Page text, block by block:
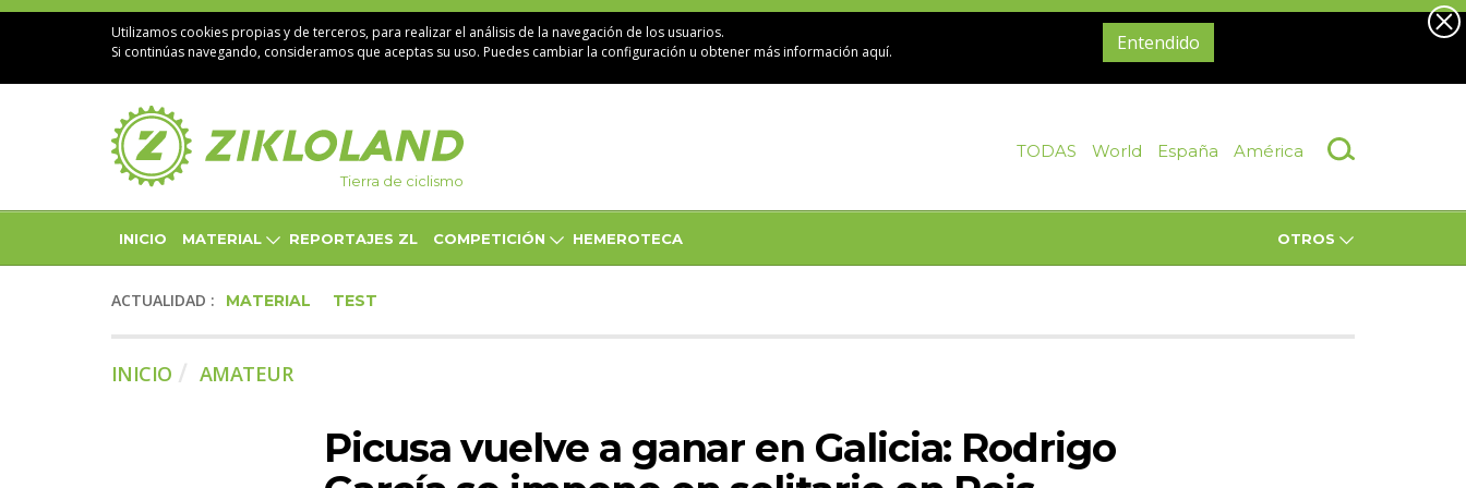
Utilizamos cookies propias y de terceros, para realizar el análisis de la navegación de los usuarios.
Si continúas navegando, consideramos que aceptas su uso. Puedes cambiar la configuración u obtenermás información aquí. Entendido
Tierra de ciclismo
TODAS World España América
INICIO MATERIAL REPORTAJES ZL COMPETICIÓN HEMEROTECA OTROS
ACTUALIDAD : MATERIAL TEST
INICIO AMATEUR
Picusa vuelve a ganar en Galicia: Rodrigo